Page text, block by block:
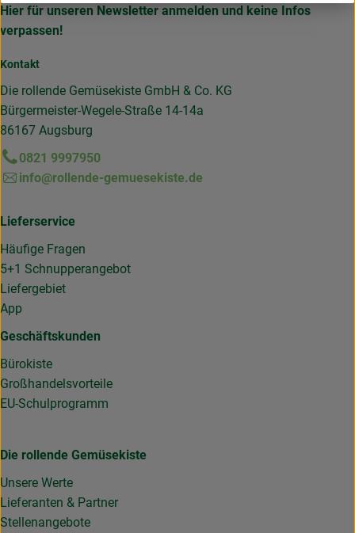
Hier für unseren Newsletter anmelden und keine Infos
verpassen!
Kontakt
Die rollende Gemüsekiste GmbH & Co. KG
Bürgermeister-Wegele-Straße 14-14a
86167 Augsburg
0821 9997950
info@rollende-gemuesekiste.de
Lieferservice
Häufige Fragen
5+1 Schnupperangebot
Liefergebiet
App
Geschäftskunden
Bürokiste
Großhandelsvorteile
EU-Schulprogramm
Die rollende Gemüsekiste
Unsere Werte
Lieferanten & Partner
Stellenangebote